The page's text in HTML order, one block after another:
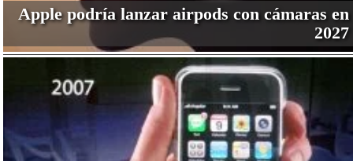
Apple podría lanzar airpods con cámaras en
2027